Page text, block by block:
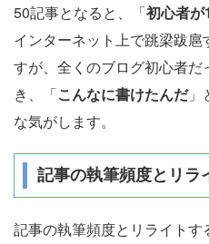
50記事となると、「初心者
インターネット上で跳梁跋
すが、全くのブログ初心者
き、「こんなに書けたんだ」
な気がします。
記事の執筆頻度とリラ
記事の執筆頻度とリライト